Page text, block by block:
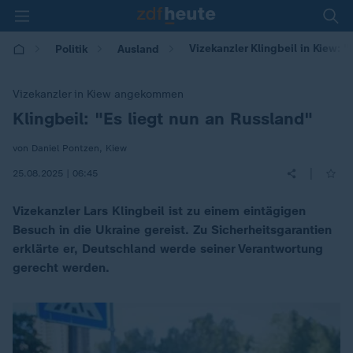
Politik Ausland Vizekanzler Klingbeil in Kiew:
Vizekanzler in Kiew angekommen
:Klingbeil: "Es liegt nun an Russland"
von Daniel Pontzen, Kiew
25.08.2025 | 06:45
Vizekanzler Lars Klingbeil ist zu einem eintägigen
Besuch in die Ukraine gereist. Zu Sicherheitsgarantien
erklärte er, Deutschland werde seiner Verantwortung
gerecht werden.